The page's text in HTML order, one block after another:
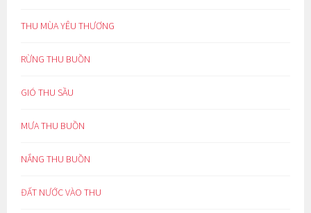
THU MÙA YÊU THƯƠNG
RỪNG THU BUỒN
GIÓ THU SẦU
MƯA THU BUỒN
NẮNG THU BUỒN
ĐẤT NƯỚC VÀO THU